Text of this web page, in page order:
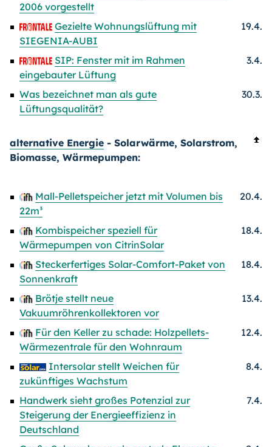
2006 vorgestellt
Gezielte Wohnungslüftung mit
SIEGENIA-AUBI
19.4.
SIP: Fenster mit im Rahmen
eingebauter Lüftung
3.4.
Was bezeichnet man als gute
Lüftungsqualität?
30.3.
alternative Energie - Solarwärme, Solarstrom,
Biomasse, Wärmepumpen:
Mall-Pelletspeicher jetzt mit Volumen bis
22m³
20.4.
Kombispeicher speziell für
Wärmepumpen von CitrinSolar
18.4.
Steckerfertiges Solar-Comfort-Paket von
Sonnenkraft
18.4.
Brötje stellt neue
Vakuumröhrenkollektoren vor
13.4.
Für den Keller zu schade: Holzpellets-
Wärmezentrale für den Wohnraum
12.4.
Intersolar stellt Weichen für
zukünftiges Wachstum
8.4.
Handwerk sieht großes Potenzial zur
Steigerung der Energieeffizienz in
Deutschland
7.4.